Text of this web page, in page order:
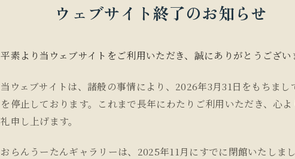
ウェブサイト終了のお知らせ
平素より当ウェブサイトをご利用いただき、誠にありがとうござい
当ウェブサイトは、諸般の事情により、2026年3月31日をもちまし
を停止しております。これまで長年にわたりご利用いただき、心よ
礼申し上げます。
おらんうーたんギャラリーは、2025年11月にすでに閉館いたしまし